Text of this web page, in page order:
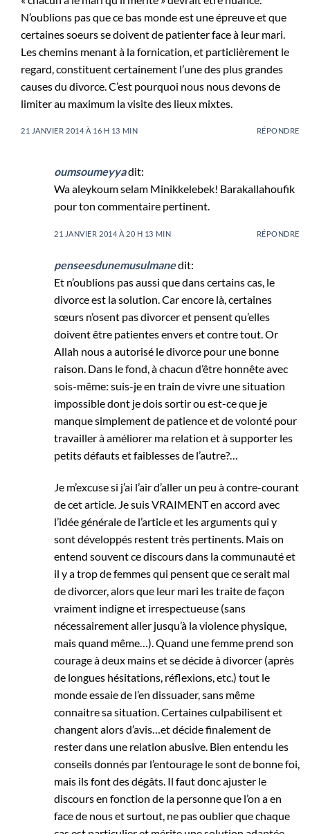
N’oublions pas que ce bas monde est une épreuve et que
certaines soeurs se doivent de patienter face à leur mari.
Les chemins menant à la fornication, et particlièrement le
regard, constituent certainement l’une des plus grandes
causes du divorce. C’est pourquoi nous nous devons de
limiter au maximum la visite des lieux mixtes.
21 JANVIER 2014 À 16 H 13 MIN RÉPONDRE
oumsoumeyyadit:
Wa aleykoum selam Minikkelebek! Barakallahoufik
pour ton commentaire pertinent.
21 JANVIER 2014 À 20 H 13 MIN RÉPONDRE
penseesdunemusulmanedit:
Et n’oublions pas aussi que dans certains cas, le
divorce est la solution. Car encore là, certaines
sœurs n’osent pas divorcer et pensent qu’elles
doivent être patientes envers et contre tout. Or
Allah nous a autorisé le divorce pour une bonne
raison. Dans le fond, à chacun d’être honnête avec
sois-même: suis-je en train de vivre une situation
impossible dont je dois sortir ou est-ce que je
manque simplement de patience et de volonté pour
travailler à améliorer ma relation et à supporter les
petits défauts et faiblesses de l’autre?…
Je m’excuse si j’ai l’air d’aller un peu à contre-courant
de cet article. Je suis VRAIMENT en accord avec
l’idée générale de l’article et les arguments qui y
sont développés restent très pertinents. Mais on
entend souvent ce discours dans la communauté et
il y a trop de femmes qui pensent que ce serait mal
de divorcer, alors que leur mari les traite de façon
vraiment indigne et irrespectueuse (sans
nécessairement aller jusqu’à la violence physique,
mais quand même…). Quand une femme prend son
courage à deux mains et se décide à divorcer (après
de longues hésitations, réflexions, etc.) tout le
monde essaie de l’en dissuader, sans même
connaitre sa situation. Certaines culpabilisent et
changent alors d’avis…et décide finalement de
rester dans une relation abusive. Bien entendu les
conseils donnés par l’entourage le sont de bonne foi,
mais ils font des dégâts. Il faut donc ajuster le
discours en fonction de la personne que l’on a en
face de nous et surtout, ne pas oublier que chaque